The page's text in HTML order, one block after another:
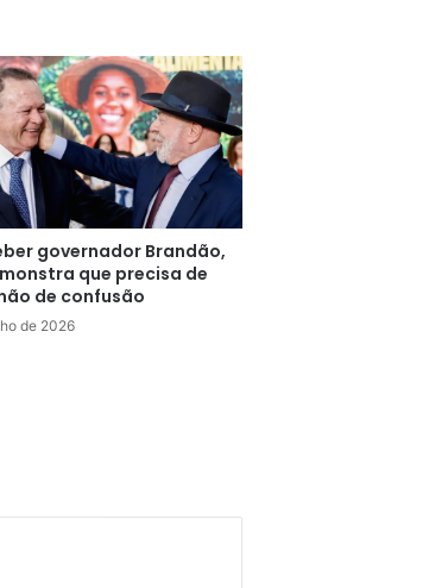
governador Brandão,
que precisa de
de confusão
de 2026